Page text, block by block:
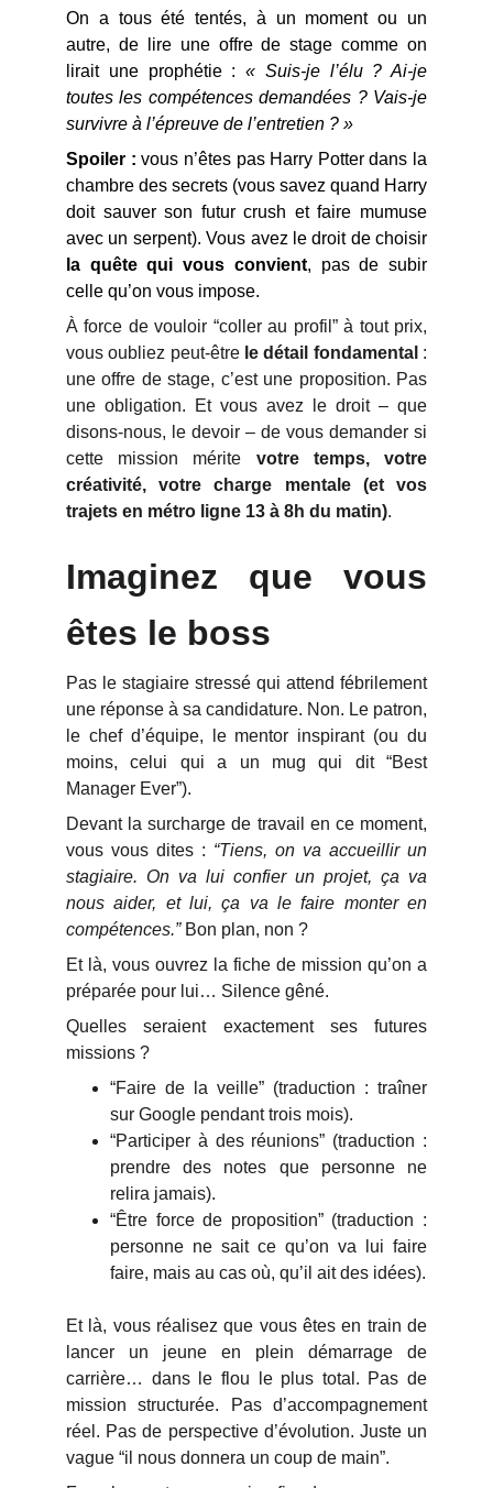
On a tous été tentés, à un moment ou un
autre, de lire une offre de stage comme on
lirait une prophétie : « Suis-je l’élu ? Ai-je
toutes les compétences demandées ? Vais-je
survivre à l’épreuve de l’entretien ? »
Spoiler : vous n’êtes pas Harry Potter dans la
chambre des secrets (vous savez quand Harry
doit sauver son futur crush et faire mumuse
avec un serpent). Vous avez le droit de choisir
la quête qui vous convient, pas de subir
celle qu’on vous impose.
À force de vouloir “coller au profil” à tout prix,
vous oubliez peut-être le détail fondamental :
une offre de stage, c’est une proposition. Pas
une obligation. Et vous avez le droit – que
disons-nous, le devoir – de vous demander si
cette mission mérite votre temps, votre
créativité, votre charge mentale (et vos
trajets en métro ligne 13 à 8h du matin).
Imaginez que vous
êtes le boss
Pas le stagiaire stressé qui attend fébrilement
une réponse à sa candidature. Non. Le patron,
le chef d’équipe, le mentor inspirant (ou du
moins, celui qui a un mug qui dit “Best
Manager Ever”).
Devant la surcharge de travail en ce moment,
vous vous dites : “Tiens, on va accueillir un
stagiaire. On va lui confier un projet, ça va
nous aider, et lui, ça va le faire monter en
compétences.” Bon plan, non ?
Et là, vous ouvrez la fiche de mission qu’on a
préparée pour lui… Silence gêné.
Quelles seraient exactement ses futures
missions ?
“Faire de la veille” (traduction : traîner
sur Google pendant trois mois).
“Participer à des réunions” (traduction :
prendre des notes que personne ne
relira jamais).
“Être force de proposition” (traduction :
personne ne sait ce qu’on va lui faire
faire, mais au cas où, qu’il ait des idées).
Et là, vous réalisez que vous êtes en train de
lancer un jeune en plein démarrage de
carrière… dans le flou le plus total. Pas de
mission structurée. Pas d’accompagnement
réel. Pas de perspective d’évolution. Juste un
vague “il nous donnera un coup de main”.